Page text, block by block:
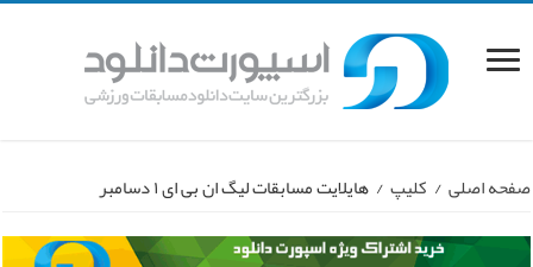
صفحه اصلی / کلیپ / هایلایت مسابقات لیگ ان بی ای ۱ دسامبر